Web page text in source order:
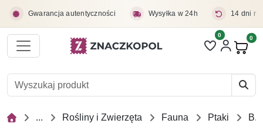
Gwarancja autentyczności Wysyłka w 24h 14 dni
Liczba pozycji
0 0
... Rośliny i Zwierzęta Fauna Ptaki